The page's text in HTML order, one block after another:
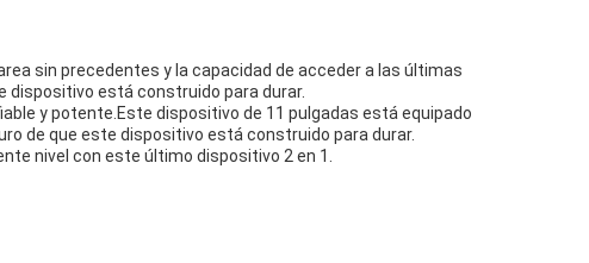
sin precedentes y la capacidad de acceder a las últimas
dispositivo está construido para durar.
y potente.Este dispositivo de 11 pulgadas está equipado
de que este dispositivo está construido para durar.
nivel con este último dispositivo 2 en 1.